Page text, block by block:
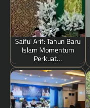
Saiful Arif: Tahun Baru
Islam Momentum
Perkuat…